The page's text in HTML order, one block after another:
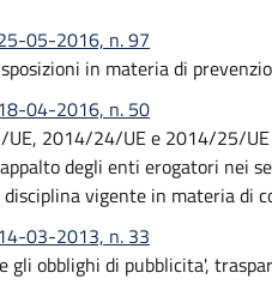
05-2016, n. 97
in materia di
04-2016, n. 50
2014/24/UE e 2014/25/
degli enti erogatori nei
vigente in materia
03-2013, n. 33
gli obblighi di pubblicita',